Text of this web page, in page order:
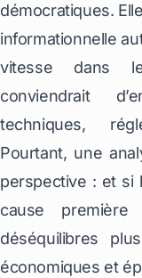
démocratiques.
informationnelle
vitesse dans
conviendrait
techniques,
Pourtant, une
perspective : et si
cause
déséquilibres
économiques et